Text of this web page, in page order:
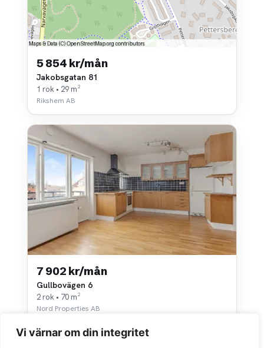
Vi värnar om din integritet
5 854 kr/mån
Jakobsgatan 81
1 rok • 29 m²
Rikshem AB
7 902 kr/mån
Gullbovägen 6
2 rok • 70 m²
Nord Properties AB